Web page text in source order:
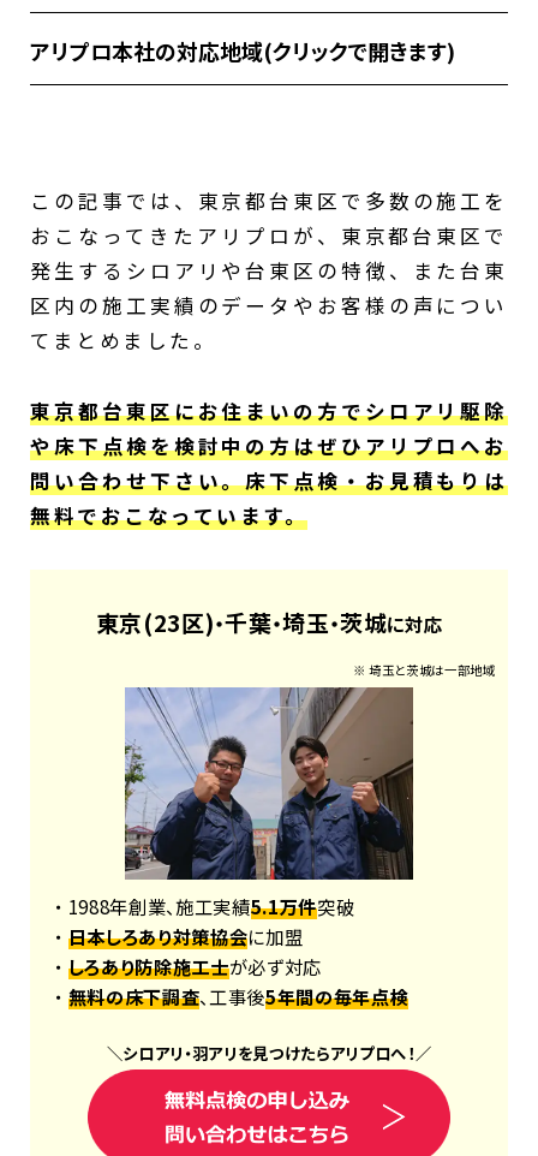
アリプロ本社の対応地域(クリックで開きます)
足立区、江戸川区、葛飾区、墨田区、江東
区、中野区、練馬区、杉並区、世田谷区、目
黒区、品川区、大田区、渋谷区、埼玉県八潮
市、川口市、吉川市、春日部市、さいたま
市、越谷市、蕨市、和光市、戸田市、松伏
町、川越市、富士見市、朝霞市、ふじみ野
市
この記事では、東京都台東区で多数の施工を
おこなってきたアリプロが、東京都台東区で
発生するシロアリや台東区の特徴、また台東
区内の施工実績のデータやお客様の声につい
てまとめました。
東京都台東区にお住まいの方でシロアリ駆除
や床下点検を検討中の方はぜひアリプロへお
問い合わせ下さい。床下点検・お見積もりは
無料でおこなっています。
東京(23区)・千葉・埼玉・茨城に対応
※ 埼玉と茨城は一部地域
・ 1988年創業、施工実績5.1万件突破
・ 日本しろあり対策協会に加盟
・ しろあり防除施工士が必ず対応
・ 無料の床下調査、工事後5年間の毎年点検
＼シロアリ ・羽アリを見つけたらアリプロへ！ ／